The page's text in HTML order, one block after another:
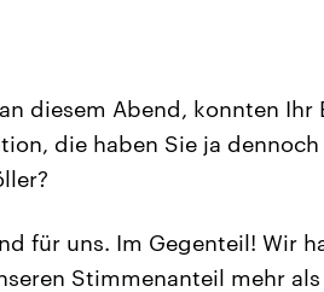
diesem Abend, konnten Ihr
die haben Sie ja
für uns. Im Gegenteil! Wir
Stimmenanteil mehr als